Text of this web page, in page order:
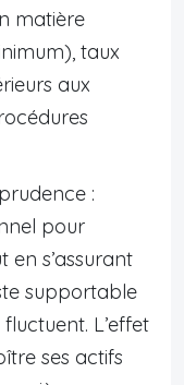
matière
taux
aux
:
pour
s’assurant
supportable
L’effet
ses actifs